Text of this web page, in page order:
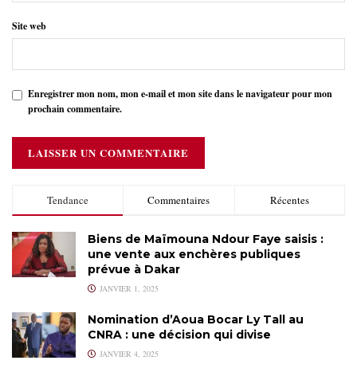
Site web
Enregistrer mon nom, mon e-mail et mon site dans le navigateur pour mon
prochain commentaire.
Tendance Commentaires Récentes
Biens de Maïmouna Ndour Faye saisis :
une vente aux enchères publiques
prévue à Dakar
JANVIER 1, 2025
Nomination d’Aoua Bocar Ly Tall au
CNRA : une décision qui divise
JANVIER 4, 2025